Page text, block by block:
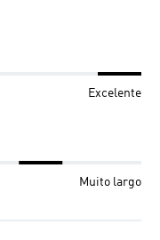
Excelente
Muito largo